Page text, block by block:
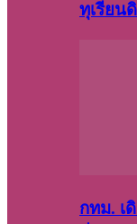
ทุเรียน
กทม. เ